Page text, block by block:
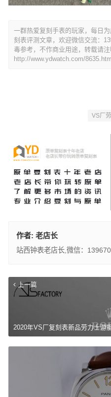
一群热爱复刻手表的玩家，每日
刻表评测文章，欢迎微信交流：
毒参考，不作商业用途，转载请注
http://www.ydwatch.com/8635.html
VS厂
作者: 老店长
站西钟表老店长,微信：
上一篇
2020年VS厂复刻表新品劳力士游